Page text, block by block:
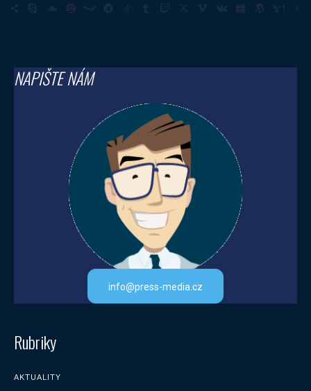
NAPIŠTE NÁM
info@press-media.cz
Rubriky
AKTUALITY